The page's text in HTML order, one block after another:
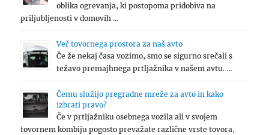
oblika ogrevanja, ki postopoma pridobiva na
priljubljenosti v domovih …
Več tovornega prostora za naš avto
Če že nekaj časa vozimo, smo se sigurno srečali s
težavo premajhnega prtljažnika v našem avtu. …
Čemu služijo pregradne mreže za avto in kako
izbrati pravo?
Če v prtljažniku osebnega vozila ali v svojem
tovornem kombiju pogosto prevažate različne vrste tovora,